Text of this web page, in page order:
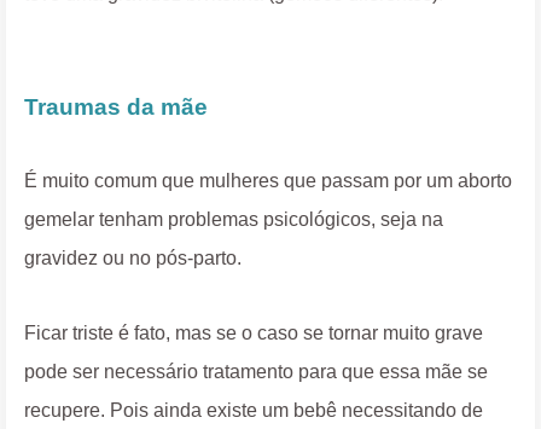
Traumas da mãe
É muito comum que mulheres que passam por um aborto
gemelar tenham problemas psicológicos, seja na
gravidez ou no pós-parto.
Ficar triste é fato, mas se o caso se tornar muito grave
pode ser necessário tratamento para que essa mãe se
recupere. Pois ainda existe um bebê necessitando de